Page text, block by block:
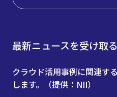
最新ニュースを受け取る
クラウド活用事例に関連す
します。（提供：NII）